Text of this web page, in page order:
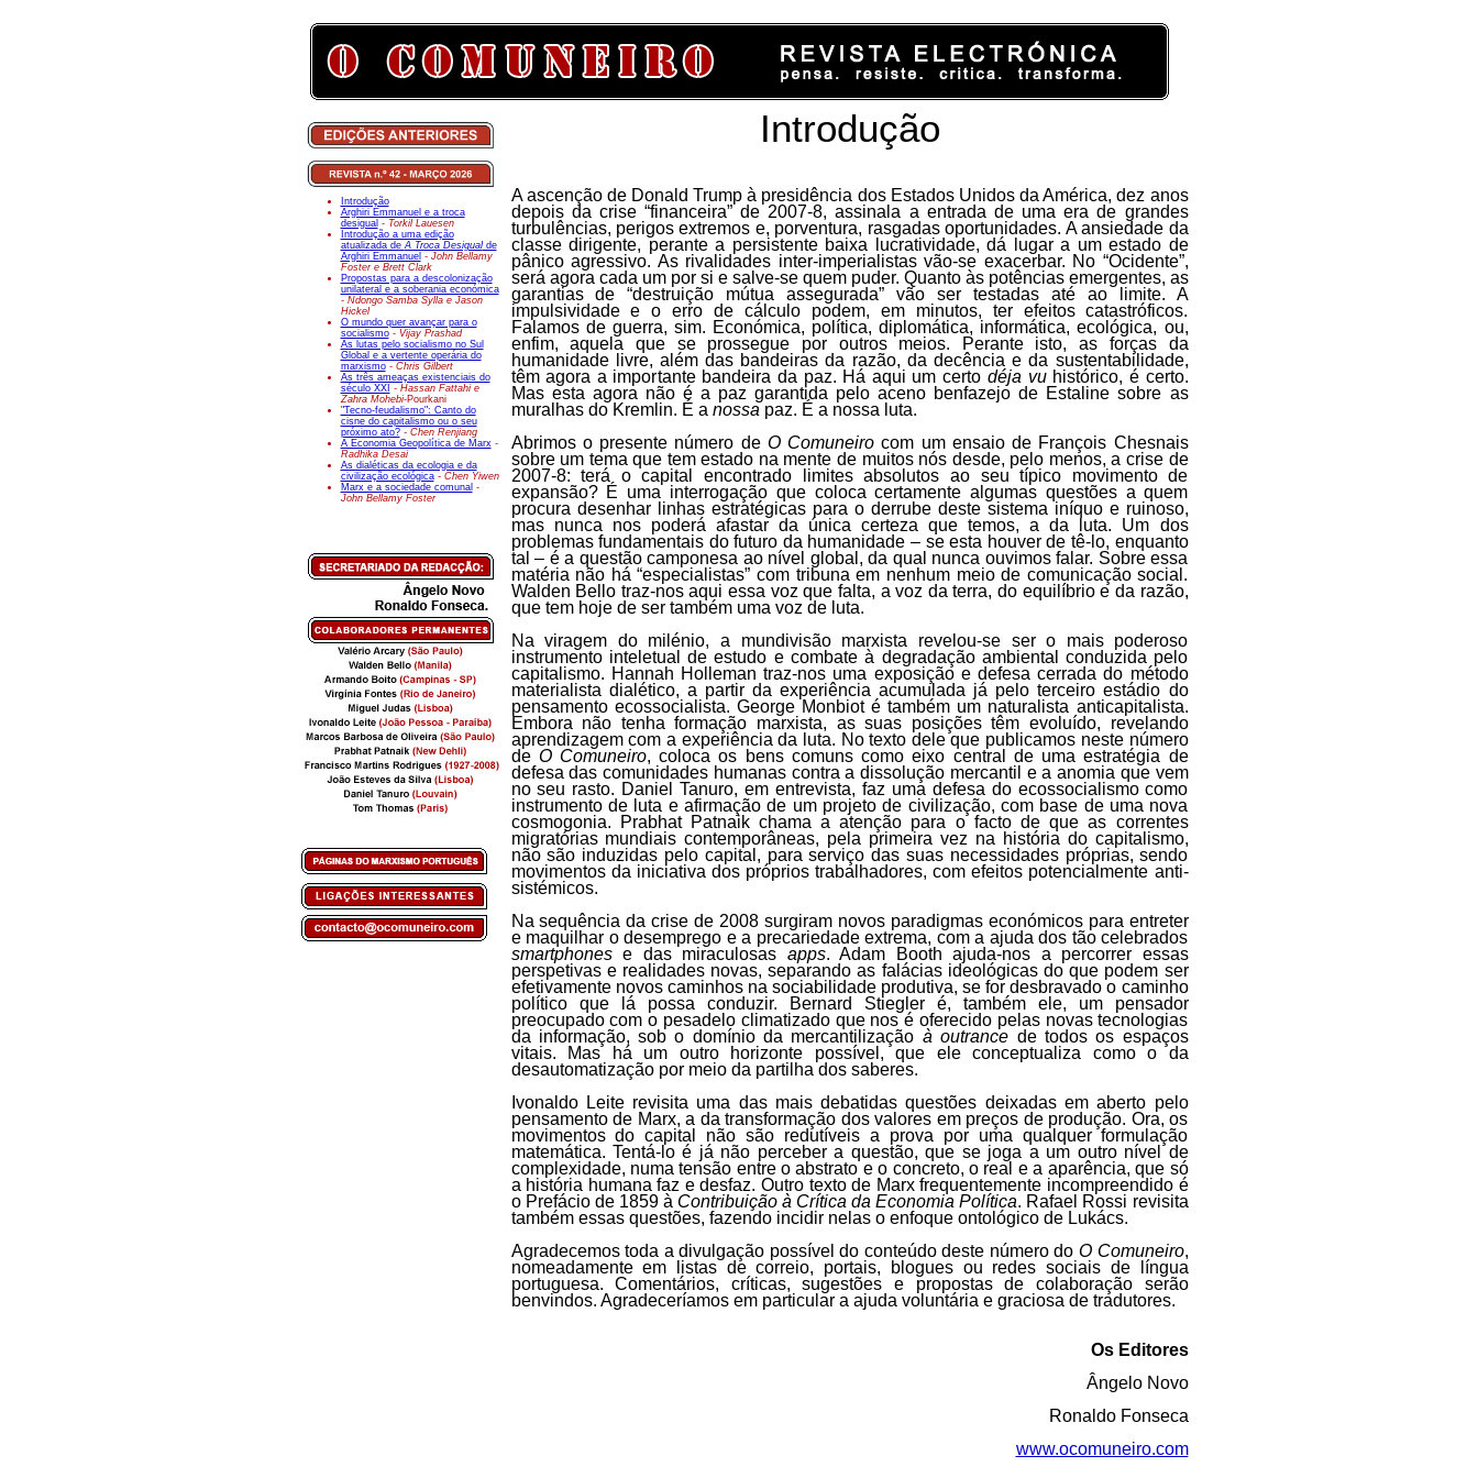
Introdução
Arghiri Emmanuel e a troca
desigual - Torkil Lauesen
Introdução a uma edição
atualizada deA Troca Desigualde
Arghiri Emmanuel - John Bellamy
Foster e Brett Clark
Propostas para a descolonização
unilateral e a soberania económica
- Ndongo Samba Sylla e Jason
Hickel
O mundo quer avançar para o
socialismo- Vijay Prashad
As lutas pelo socialismo no Sul
Global e a vertente operária do
marxismo- Chris Gilbert
As três ameaças existenciais do
século XXI - Hassan Fattahi e
Zahra Mohebi-Pourkani
"Tecno-feudalismo": Canto do
cisne do capitalismo ou o seu
próximo ato? - Chen Renjiang
A Economia Geopolítica de Marx-
Radhika Desai
As dialéticas da ecologia e da
civilização ecológica - Chen Yiwen
Marx e a sociedade comunal -
John Bellamy Foster
Introdução
A ascenção de Donald Trump à presidência dos Estados Unidos da América, dez anos
depois da crise “financeira” de 2007-8, assinala a entrada de uma era de grandes
turbulências, perigos extremos e, porventura, rasgadas oportunidades. A ansiedade da
classe dirigente, perante a persistente baixa lucratividade, dá lugar a um estado de
pânico agressivo. As rivalidades inter-imperialistas vão-se exacerbar. No “Ocidente”,
será agora cada um por si e salve-se quem puder. Quanto às potências emergentes, as
garantias de “destruição mútua assegurada” vão ser testadas até ao limite. A
impulsividade e o erro de cálculo podem, em minutos, ter efeitos catastróficos.
Falamos de guerra, sim. Económica, política, diplomática, informática, ecológica, ou,
enfim, aquela que se prossegue por outros meios. Perante isto, as forças da
humanidade livre, além das bandeiras da razão, da decência e da sustentabilidade,
têm agora a importante bandeira da paz. Há aqui um certo déja vuhistórico, é certo.
Mas esta agora não é a paz garantida pelo aceno benfazejo de Estaline sobre as
muralhas do Kremlin. É a nossa paz. É a nossa luta.
Abrimos o presente número de O Comuneiro com um ensaio de François Chesnais
sobre um tema que tem estado na mente de muitos nós desde, pelo menos, a crise de
2007-8: terá o capital encontrado limites absolutos ao seu típico movimento de
expansão? É uma interrogação que coloca certamente algumas questões a quem
procura desenhar linhas estratégicas para o derrube deste sistema iníquo e ruinoso,
mas nunca nos poderá afastar da única certeza que temos, a da luta. Um dos
problemas fundamentais do futuro da humanidade – se esta houver de tê-lo, enquanto
tal – é a questão camponesa ao nível global, da qual nunca ouvimos falar. Sobre essa
matéria não há “especialistas” com tribuna em nenhum meio de comunicação social.
Walden Bello traz-nos aqui essa voz que falta, a voz da terra, do equilíbrio e da razão,
que tem hoje de ser também uma voz de luta.
Na viragem do milénio, a mundivisão marxista revelou-se ser o mais poderoso
instrumento inteletual de estudo e combate à degradação ambiental conduzida pelo
capitalismo. Hannah Holleman traz-nos uma exposição e defesa cerrada do método
materialista dialético, a partir da experiência acumulada já pelo terceiro estádio do
pensamento ecossocialista. George Monbiot é também um naturalista anticapitalista.
Embora não tenha formação marxista, as suas posições têm evoluído, revelando
aprendizagem com a experiência da luta. No texto dele que publicamos neste número
de O Comuneiro, coloca os bens comuns como eixo central de uma estratégia de
defesa das comunidades humanas contra a dissolução mercantil e a anomia que vem
no seu rasto. Daniel Tanuro, em entrevista, faz uma defesa do ecossocialismo como
instrumento de luta e afirmação de um projeto de civilização, com base de uma nova
cosmogonia. Prabhat Patnaik chama a atenção para o facto de que as correntes
migratórias mundiais contemporâneas, pela primeira vez na história do capitalismo,
não são induzidas pelo capital, para serviço das suas necessidades próprias, sendo
movimentos da iniciativa dos próprios trabalhadores, com efeitos potencialmente anti-
sistémicos.
Na sequência da crise de 2008 surgiram novos paradigmas económicos para entreter
e maquilhar o desemprego e a precariedade extrema, com a ajuda dos tão celebrados
smartphones e das miraculosas apps. Adam Booth ajuda-nos a percorrer essas
perspetivas e realidades novas, separando as falácias ideológicas do que podem ser
efetivamente novos caminhos na sociabilidade produtiva, se for desbravado o caminho
político que lá possa conduzir. Bernard Stiegler é, também ele, um pensador
preocupado com o pesadelo climatizado que nos é oferecido pelas novas tecnologias
da informação, sob o domínio da mercantilização à outrance de todos os espaços
vitais. Mas há um outro horizonte possível, que ele conceptualiza como o da
desautomatização por meio da partilha dos saberes.
Ivonaldo Leite revisita uma das mais debatidas questões deixadas em aberto pelo
pensamento de Marx, a da transformação dos valores em preços de produção. Ora, os
movimentos do capital não são redutíveis a prova por uma qualquer formulação
matemática. Tentá-lo é já não perceber a questão, que se joga a um outro nível de
complexidade, numa tensão entre o abstrato e o concreto, o real e a aparência, que só
a história humana faz e desfaz. Outro texto de Marx frequentemente incompreendido é
o Prefácio de 1859 à Contribuição à Crítica da Economia Política. Rafael Rossi revisita
também essas questões, fazendo incidir nelas o enfoque ontológico de Lukács.
Agradecemos toda a divulgação possível do conteúdo deste número do O Comuneiro,
nomeadamente em listas de correio, portais, blogues ou redes sociais de língua
portuguesa. Comentários, críticas, sugestões e propostas de colaboração serão
benvindos. Agradeceríamos em particular a ajuda voluntária e graciosa de tradutores.
Os Editores
Ângelo Novo
Ronaldo Fonseca
www.ocomuneiro.com